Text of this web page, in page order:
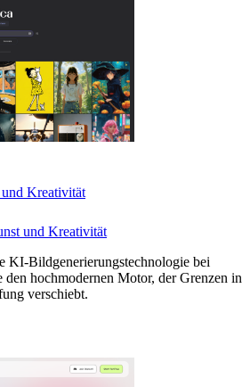
Kreativität
und Kreativität
KI-Bildgenerierungstechnologie bei
hochmodernen Motor, der Grenzen in
verschiebt.